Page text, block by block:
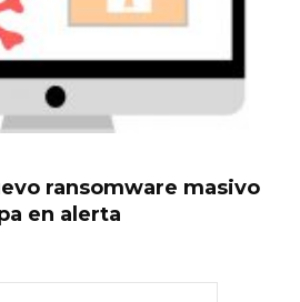
ransomware masivo
en alerta